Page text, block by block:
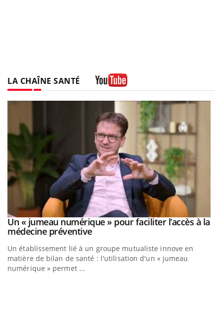
LA CHAÎNE SANTÉ
Youtube
Un « jumeau numérique » pour faciliter l’accès à la
médecine préventiveYoutube
Un établissement lié à un groupe mutualiste innove en
matière de bilan de santé : l'utilisation d'un « jumeau
numérique » permet ...